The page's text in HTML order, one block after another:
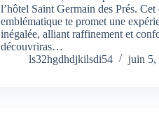
l’hôtel Saint Germain des Prés. Cet
emblématique te promet une
inégalée, alliant raffinement et
découvriras…
ls32hgdhdjkilsdi54
juin 5,